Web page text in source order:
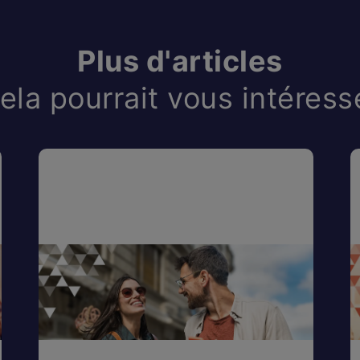
Plus d'articles
pourrait vous